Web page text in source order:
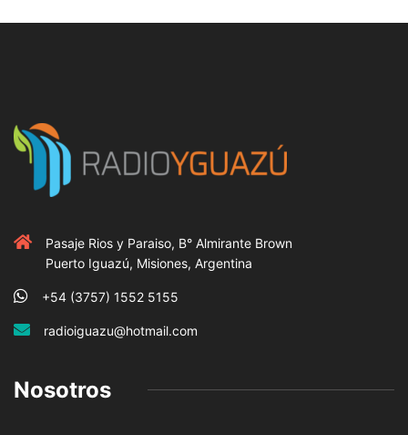
Pasaje Rios y Paraiso, B° Almirante Brown
Puerto Iguazú, Misiones, Argentina
+54 (3757) 1552 5155
radioiguazu@hotmail.com
Nosotros